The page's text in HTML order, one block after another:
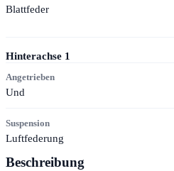
Blattfeder
Hinterachse 1
Angetrieben
Und
Suspension
Luftfederung
Beschreibung